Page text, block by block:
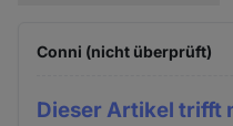
Conni (nicht überprüft)
Dieser Artikel trifft